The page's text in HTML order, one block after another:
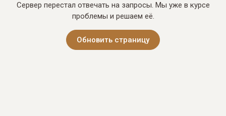
Сервер перестал отвечать на запросы. Мы уже в курсе
проблемы и решаем её.
Обновить страницу